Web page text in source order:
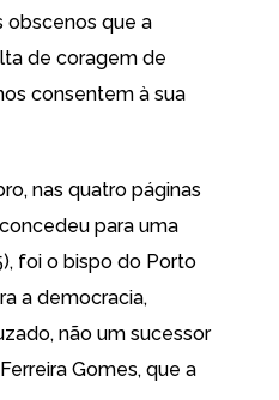
obscenos que a
de coragem de
consentem à sua
nas quatro páginas
para uma
foi o bispo do Porto
a democracia,
não um sucessor
Gomes, que a